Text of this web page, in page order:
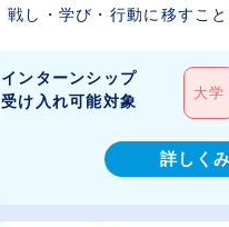
戦し・学び・行動に移すこ
インターンシップ
受け入れ可能対象
大学
詳しく